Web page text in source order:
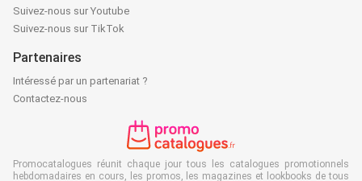
Suivez-nous sur Youtube
Suivez-nous sur TikTok
Partenaires
Intéressé par un partenariat ?
Contactez-nous
Promocatalogues réunit chaque jour tous les catalogues promotionnels
hebdomadaires en cours, les promos, les magazines et lookbooks de tous